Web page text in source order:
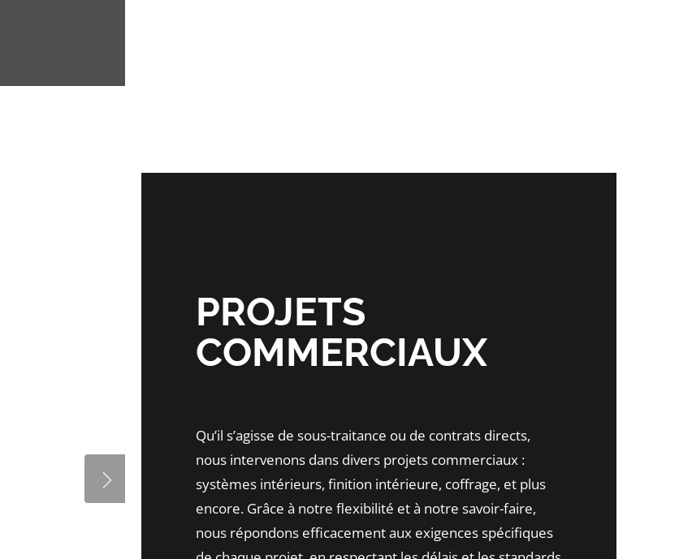
PROJETS
COMMERCIAUX
Qu’il s’agisse de sous-traitance ou de contrats directs,
nous intervenons dans divers projets commerciaux :
systèmes intérieurs, finition intérieure, coffrage, et plus
encore. Grâce à notre flexibilité et à notre savoir-faire,
nous répondons efficacement aux exigences spécifiques